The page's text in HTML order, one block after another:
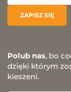
Polub nas, bo
dzięki którym
kieszeni.